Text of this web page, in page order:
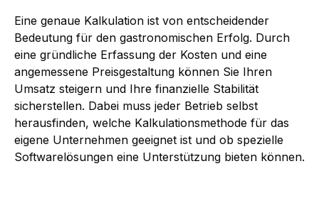
Eine genaue Kalkulation ist von entscheidender
Bedeutung für den gastronomischen Erfolg. Durch
eine gründliche Erfassung der Kosten und eine
angemessene Preisgestaltung können Sie Ihren
Umsatz steigern und Ihre finanzielle Stabilität
sicherstellen. Dabei muss jeder Betrieb selbst
herausfinden, welche Kalkulationsmethode für das
eigene Unternehmen geeignet ist und ob spezielle
Softwarelösungen eine Unterstützung bieten können.